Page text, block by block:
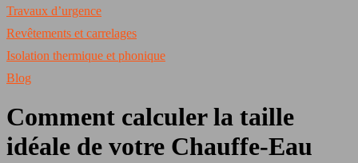
Travaux d’urgence
Revêtements et carrelages
Isolation thermique et phonique
Blog
Comment calculer la taille
idéale de votre Chauffe-Eau